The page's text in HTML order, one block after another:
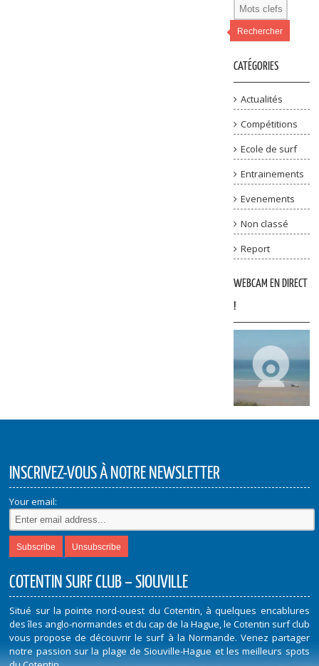
Rechercher
CATÉGORIES
Actualités
Compétitions
Ecole de surf
Entrainements
Evenements
Non classé
Report
WEBCAM EN DIRECT
!
INSCRIVEZ-VOUS À NOTRE NEWSLETTER
Your email:
COTENTIN SURF CLUB – SIOUVILLE
Situé sur la pointe nord-ouest du Cotentin, à quelques encablures
des îles anglo-normandes et du cap de la Hague, le Cotentin surf club
vous propose de découvrir le surf à la Normande. Venez partager
notre passion sur la plage de Siouville-Hague et les meilleurs spots